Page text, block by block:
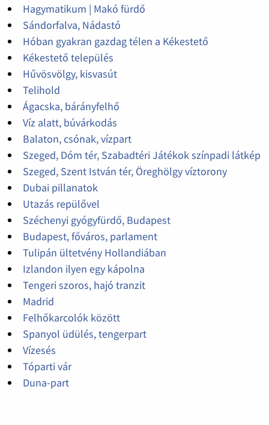
Hagymatikum | Makó fürdő
Sándorfalva, Nádastó
Hóban gyakran gazdag télen a Kékestető
Kékestető település
Hűvösvölgy, kisvasút
Telihold
Ágacska, bárányfelhő
Víz alatt, búvárkodás
Balaton, csónak, vízpart
Szeged, Dóm tér, Szabadtéri Játékok színpadi látkép
Szeged, Szent István tér, Öreghölgy víztorony
Dubai pillanatok
Utazás repülővel
Széchenyi gyógyfürdő, Budapest
Budapest, főváros, parlament
Tulipán ültetvény Hollandiában
Izlandon ilyen egy kápolna
Tengeri szoros, hajó tranzit
Madrid
Felhőkarcolók között
Spanyol üdülés, tengerpart
Vízesés
Tóparti vár
Duna-part